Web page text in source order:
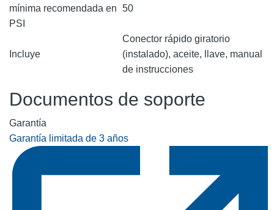
mínima recomendada en
PSI
50
Incluye
Conector rápido giratorio
(instalado), aceite, llave, manual
de instrucciones
Documentos de soporte
Garantía
Garantía limitada de 3 años